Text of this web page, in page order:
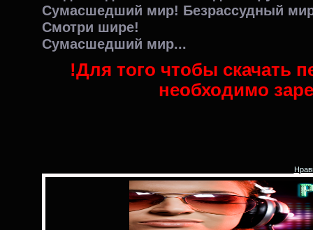
Сумасшедший мир! Безрассудный
Смотри шире!
Сумасшедший мир...
!Для того чтобы скачать
необходимо